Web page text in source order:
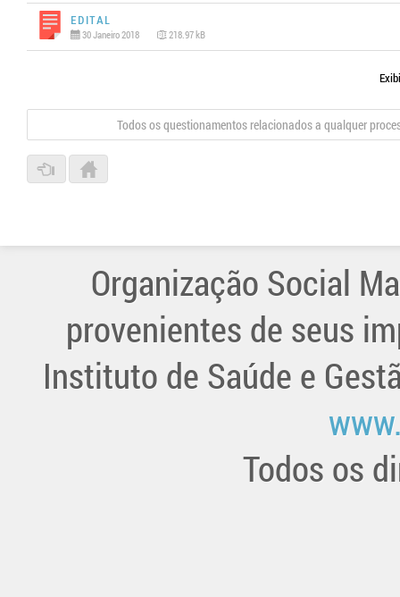
Edital
30 Janeiro 2018 218.97 kB
Todos os questionamentos relacionados a qualquer
Organização Social
provenientes de seus
Instituto de Saúde e
Todos os